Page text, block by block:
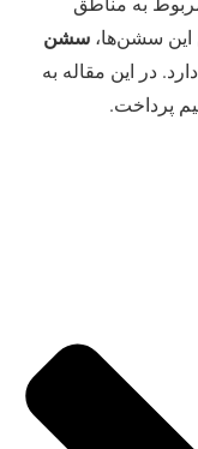
این سشن‌ها، سشن
در این مقاله به
پرداخت.